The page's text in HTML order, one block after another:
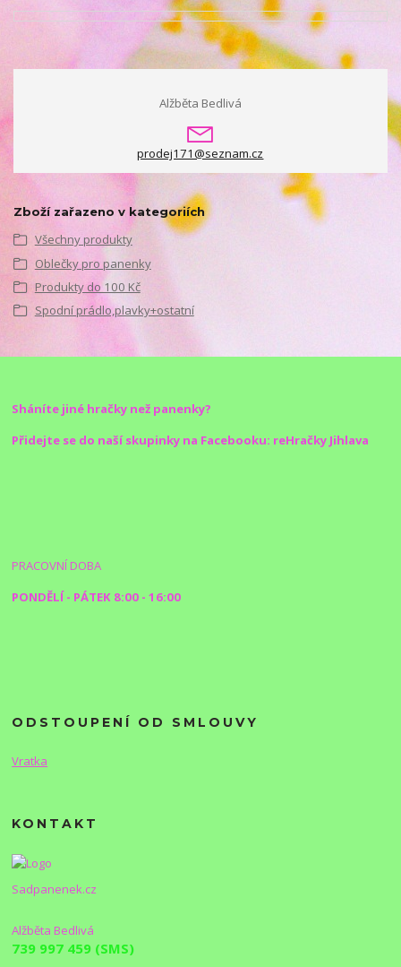
Alžběta Bedlivá
prodej171@seznam.cz
Zboží zařazeno v kategoriích
Všechny produkty
Oblečky pro panenky
Produkty do 100 Kč
Spodní prádlo,plavky+ostatní
Sháníte jiné hračky než panenky?
Přidejte se do naší skupinky na Facebooku: reHračky Jihlava
PRACOVNÍ DOBA
PONDĚLÍ - PÁTEK 8:00 - 16:00
ODSTOUPENÍ OD SMLOUVY
Vratka
KONTAKT
Sadpanenek.cz
Alžběta Bedlivá
739 997 459 (SMS)